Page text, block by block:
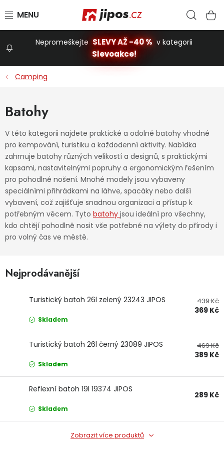
Stavba a dům
Dílna
Domácnost
Dětská hřiště
Vánoce
Ochranné pomůcky
Fotovoltaika
Nepromeškejte SLEVY AŽ -40 % v kategorii
Slevoakce!
Camping
Batohy
V této kategorii najdete praktické a odolné batohy vhodné
pro kempování, turistiku a každodenní aktivity. Nabídka
zahrnuje batohy různých velikostí a designů, s praktickými
kapsami, nastavitelnými popruhy a ergonomickým řešením
pro pohodlné nošení. Mnohé modely jsou vybaveny
speciálními přihrádkami na láhve, spacáky nebo další
vybavení, což zajišťuje snadnou organizaci a přístup k
potřebným věcem. Tyto batohy jsou ideální pro všechny,
kdo chtějí pohodlně nosit vše potřebné na výlety do přírody i
pro volný čas ve městě.
Nejprodávanější
Turistický batoh 26l zelený 23243 JIPOS 439 Kč
369 Kč
Skladem
Turistický batoh 26l černý 23089 JIPOS 469 Kč
389 Kč
Skladem
Reflexní batoh 19l 19374 JIPOS
289 Kč
Skladem
Zobrazit více produktů